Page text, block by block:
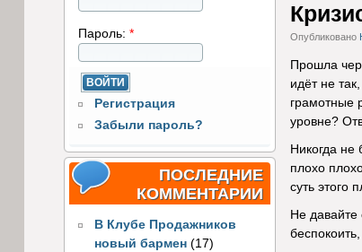
Пароль: *
Регистрация
Забыли пароль?
ПОСЛЕДНИЕ
КОММЕНТАРИИ
В Клубе Продажников
новый бармен (17)
Опубликовано
Прошла
идёт не
грамотные
уровне?
Никогда не
плохо
суть этого
Не